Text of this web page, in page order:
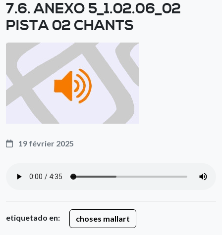
7.6. ANEXO 5_1.02.06_02
PISTA 02 CHANTS
19 février 2025
etiquetado en: choses mallart